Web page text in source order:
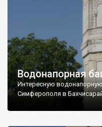
Водонапорная
Интересную
Симферополя в